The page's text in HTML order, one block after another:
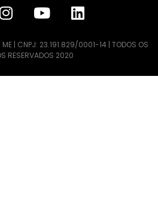
ME | CNPJ: 23.191.829/0001-14 | TODOS OS
RESERVADOS 2020